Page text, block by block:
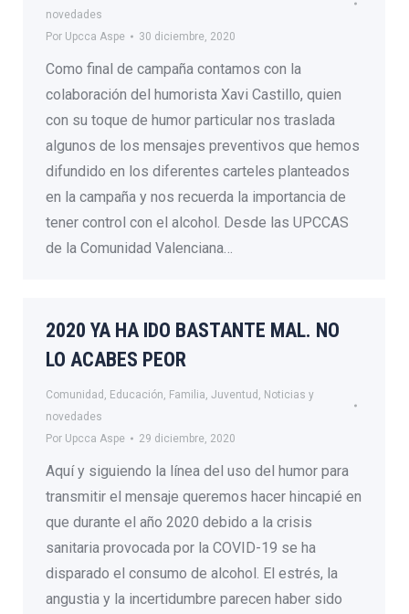
novedades
Por Upcca Aspe 30 diciembre, 2020
Como final de campaña contamos con la
colaboración del humorista Xavi Castillo, quien
con su toque de humor particular nos traslada
algunos de los mensajes preventivos que hemos
difundido en los diferentes carteles planteados
en la campaña y nos recuerda la importancia de
tener control con el alcohol. Desde las UPCCAS
de la Comunidad Valenciana…
2020 YA HA IDO BASTANTE MAL. NO
LO ACABES PEOR
Comunidad , Educación, Familia, Juventud , Noticias y
novedades
Por Upcca Aspe 29 diciembre, 2020
Aquí y siguiendo la línea del uso del humor para
transmitir el mensaje queremos hacer hincapié en
que durante el año 2020 debido a la crisis
sanitaria provocada por la COVID-19 se ha
disparado el consumo de alcohol. El estrés, la
angustia y la incertidumbre parecen haber sido